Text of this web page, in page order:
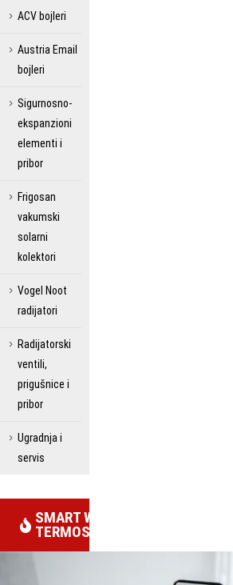
ACV bojleri
Austria Email
bojleri
Sigurnosno-
ekspanzioni
elementi i
pribor
Frigosan
vakumski
solarni
kolektori
Vogel Noot
radijatori
Radijatorski
ventili,
prigušnice i
pribor
Ugradnja i
servis
SMART WIFI
TERMOSTATI